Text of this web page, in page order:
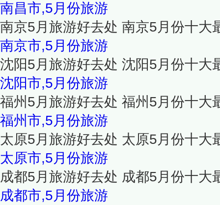
南昌市,5月份旅游
南京5月旅游好去处 南京5月份十大
南京市,5月份旅游
沈阳5月旅游好去处 沈阳5月份十大
沈阳市,5月份旅游
福州5月旅游好去处 福州5月份十大
福州市,5月份旅游
太原5月旅游好去处 太原5月份十大
太原市,5月份旅游
成都5月旅游好去处 成都5月份十大
成都市,5月份旅游